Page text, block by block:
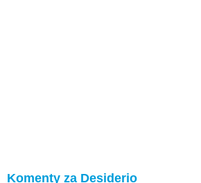
Komenty za Desiderio